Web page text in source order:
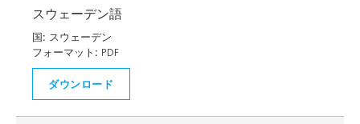
スウェーデン語
国: スウェーデン
フォーマット: PDF
ダウンロード